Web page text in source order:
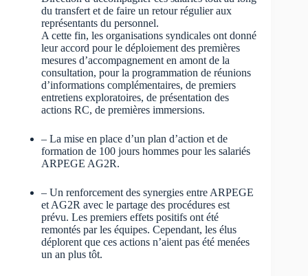
du transfert et de faire un retour régulier aux
représentants du personnel.
A cette fin, les organisations syndicales ont donné
leur accord pour le déploiement des premières
mesures d’accompagnement en amont de la
consultation, pour la programmation de réunions
d’informations complémentaires, de premiers
entretiens exploratoires, de présentation des
actions RC, de premières immersions.
– La mise en place d’un plan d’action et de
formation de 100 jours hommes pour les salariés
ARPEGE AG2R.
– Un renforcement des synergies entre ARPEGE
et AG2R avec le partage des procédures est
prévu. Les premiers effets positifs ont été
remontés par les équipes. Cependant, les élus
déplorent que ces actions n’aient pas été menées
un an plus tôt.